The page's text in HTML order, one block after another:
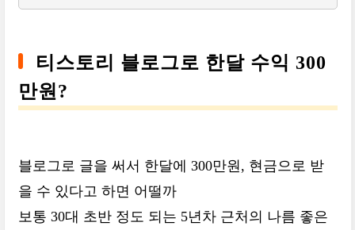
티스토리 블로그로 한달 수익 300
만원?
블로그로 글을 써서 한달에 300만원, 현금으로 받
을 수 있다고 하면 어떨까
보통 30대 초반 정도 되는 5년차 근처의 나름 좋은